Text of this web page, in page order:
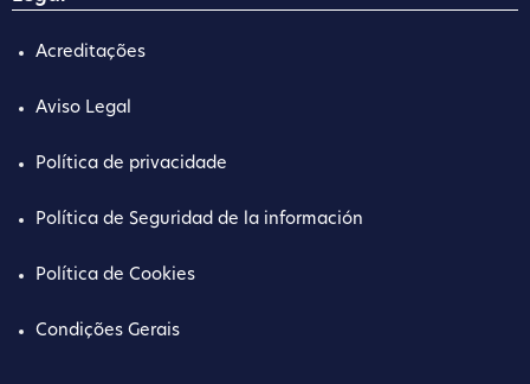
Acreditações
Aviso Legal
Política de privacidade
Política de Seguridad de la información
Política de Cookies
Condições Gerais